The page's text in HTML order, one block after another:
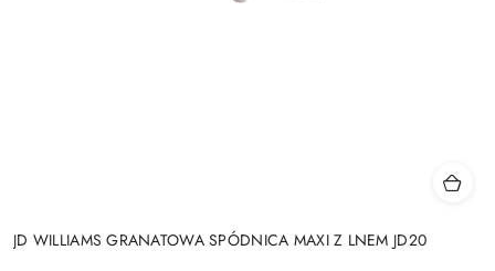
JD WILLIAMS GRANATOWA SPÓDNICA MAXI Z LNEM JD20